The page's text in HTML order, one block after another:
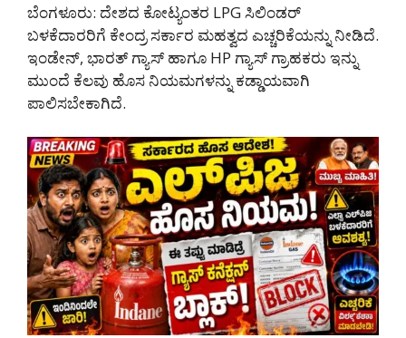
ಬೆಂಗಳೂರು: ದೇಶದ ಕೋಟ್ಯಂತರ LPG ಸಿಲಿಂಡರ್
ಬಳಕೆದಾರರಿಗೆ ಕೇಂದ್ರ ಸರ್ಕಾರ ಮಹತ್ವದ ಎಚ್ಚರಿಕೆಯನ್ನು ನೀಡಿದೆ.
ಇಂಡೇನ್, ಭಾರತ್ ಗ್ಯಾಸ್ ಹಾಗೂ HP ಗ್ಯಾಸ್ ಗ್ರಾಹಕರು ಇನ್ನು
ಮುಂದೆ ಕೆಲವು ಹೊಸ ನಿಯಮಗಳನ್ನು ಕಡ್ಡಾಯವಾಗಿ
ಪಾಲಿಸಬೇಕಾಗಿದೆ.